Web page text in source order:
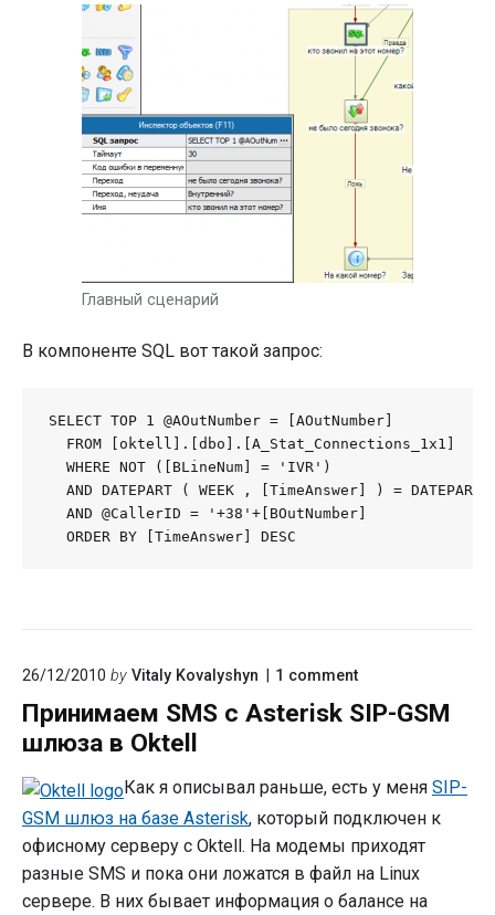
Главный сценарий
В компоненте SQL вот такой запрос:
SELECT TOP 1 @AOutNumber = [AOutNumber]
  FROM [oktell].[dbo].[A_Stat_Connections_1x1]
  WHERE NOT ([BLineNum] = 'IVR')
AND DATEPART ( WEEK , [TimeAnswer] ) = DATEPART
  AND @CallerID = '+38'+[BOutNumber]
  ORDER BY [TimeAnswer] DESC
26/12/2010 by Vitaly Kovalyshyn 1 commenton
SMS
GSM
шлюза
в
Oktell"
Принимаем SMS с Asterisk SIP-GSM
шлюза в Oktell
Как я описывал раньше, есть у меня SIP-
GSM шлюз на базе Asterisk, который подключен к
офисному серверу с Oktell. На модемы приходят
разные SMS и пока они ложатся в файл на Linux
сервере. В них бывает информация о балансе на